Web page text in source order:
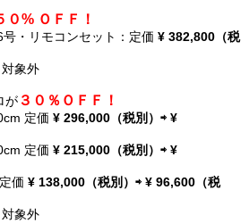
０% ＯＦＦ！
・リモコンセット：定価¥ 382,800（税
象外
が ３０％ＯＦＦ！
定価¥ 296,000（税別）⇨ ¥
定価 ¥ 215,000（税別）⇨ ¥
価 ¥ 138,000（税別）⇨ ¥ 96,600 （税
象外